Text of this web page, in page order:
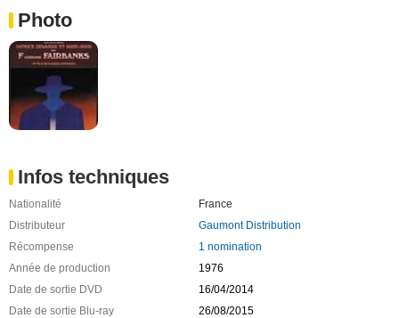
Photo
Infos techniques
Nationalité
France
Distributeur
Gaumont Distribution
Récompense
1 nomination
Année de production
1976
Date de sortie DVD
16/04/2014
Date de sortie Blu-ray
26/08/2015